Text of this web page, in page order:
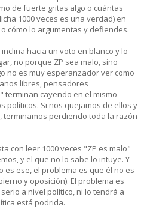
de fuerte gritas algo o cuántas
1000 veces es una verdad) en
cómo lo argumentas y defiendes.
hacia un voto en blanco y lo
no porque ZP sea malo, sino
no es muy esperanzador ver como
libres, pensadores
cayendo en el mismo
políticos. Si nos quejamos de ellos y
terminamos perdiendo toda la razón
con leer 1000 veces "ZP es malo"
y el que no lo sabe lo intuye. Y
es ese, el problema es que él no es
y oposición). El problema es
a nivel político, ni lo tendrá a
está podrida.